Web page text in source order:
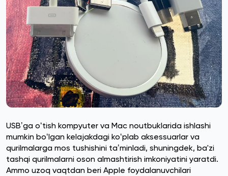
USBʼga oʻtish kompyuter va Mac noutbuklarida ishlashi
mumkin boʻlgan kelajakdagi koʻplab aksessuarlar va
qurilmalarga mos tushishini taʼminladi, shuningdek, ba'zi
tashqi qurilmalarni oson almashtirish imkoniyatini yaratdi.
Ammo uzoq vaqtdan beri Apple foydalanuvchilari